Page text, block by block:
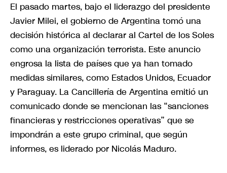
El pasado martes, bajo el liderazgo del presidente
Javier Milei, el gobierno de Argentina tomó una
decisión histórica al declarar al Cartel de los Soles
como una organización terrorista. Este anuncio
engrosa la lista de países que ya han tomado
medidas similares, como Estados Unidos, Ecuador
y Paraguay. La Cancillería de Argentina emitió un
comunicado donde se mencionan las “sanciones
financieras y restricciones operativas” que se
impondrán a este grupo criminal, que según
informes, es liderado por Nicolás Maduro.